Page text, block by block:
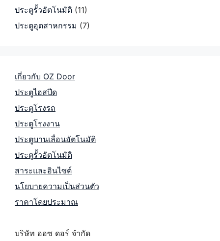
ประตูรั้วอัตโนมัติ (11)
ประตูอุตสาหกรรม (7)
เกี่ยวกับ OZ Door
ประตูไฮสปีด
ประตูโรงรถ
ประตูโรงงาน
ประตูบานเลื่อนอัตโนมัติ
ประตูรั้วอัตโนมัติ
สาระและอินไซต์
นโยบายความเป็นส่วนตัว
ราคาโดยประมาณ
บริษัท ออซ ดอร์ จำกัด